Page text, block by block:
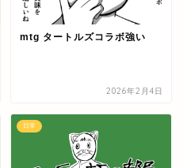
mtg タートルズコラボ強い
2026年2月4日
日常